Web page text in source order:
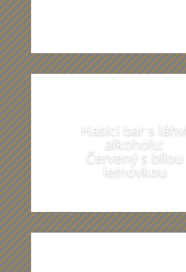
Hasicí bar s láhví
alkoholu:
Červený s bílou
lemovkou